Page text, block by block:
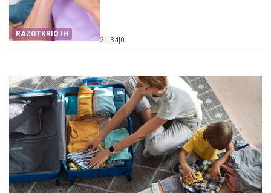
RAZOTKRIO IH
21:34 0